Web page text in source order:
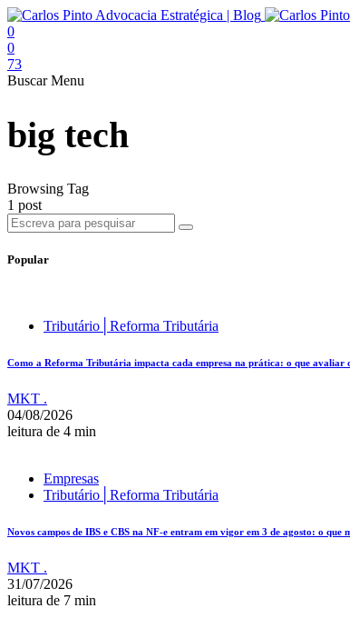
0
0
73
Buscar Menu
big tech
Browsing Tag
1 post
Popular
Tributário│Reforma Tributária
Como a Reforma Tributária impacta cada empresa na prática: o que avaliar
MKT .
04/08/2026
leitura de 4 min
Empresas
Tributário│Reforma Tributária
Novos campos de IBS e CBS na NF-e entram em vigor em 3 de agosto: o que
MKT .
31/07/2026
leitura de 7 min